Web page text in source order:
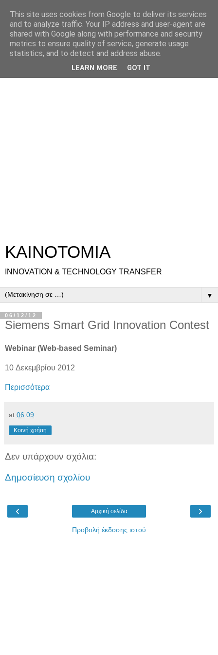
ΚΑΙΝΟΤΟΜΙΑ
INNOVATION & TECHNOLOGY TRANSFER
▼
06/12/12
Siemens Smart Grid Innovation Contest
Webinar (Web-based Seminar)
10 Δεκεμβρίου 2012
Περισσότερα
at 06:09
Κοινή χρήση
Δεν υπάρχουν σχόλια:
Δημοσίευση σχολίου
‹ ›
Αρχική σελίδα
Προβολή έκδοσης ιστού
This site uses cookies from Google to deliver its services
and to analyze traffic. Your IP address and user-agent are
shared with Google along with performance and security
metrics to ensure quality of service, generate usage
statistics, and to detect and address abuse.
LEARN MORE GOT IT